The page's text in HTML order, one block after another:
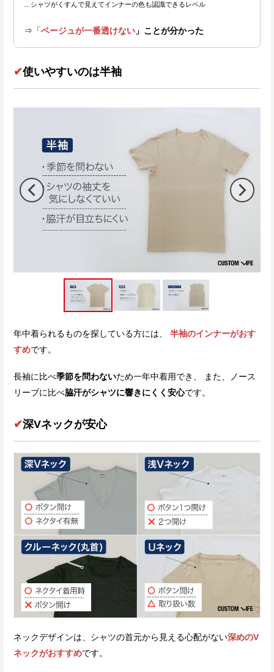
…シャツがくすんで見えてインナーの色も認識できるレベル
⇒「ベージュが一番透けない 」ことが分かった
✔使いやすいのは半袖
年中着られるものを探している方には、 半袖のインナーがおす
すめです。
長袖に比べ季節を問わないため一年中着用でき、 また、ノース
リーブに比べ脇汗がシャツに響きにくく安心です。
✔深Vネックが安心
ネックデザインは、シャツの首元から見える心配がない深めのV
ネックがおすすめです。